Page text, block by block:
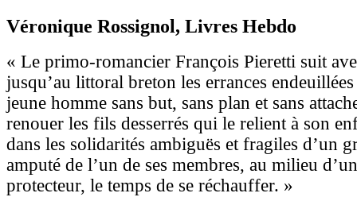
Véronique Rossignol, Livres Hebdo
« Le primo-romancier François Pieretti suit
jusqu’au littoral breton les errances
jeune homme sans but, sans plan et sans
renouer les fils desserrés qui le relient à son
dans les solidarités ambiguës et fragiles d’un
amputé de l’un de ses membres, au milieu
protecteur, le temps de se réchauffer. »